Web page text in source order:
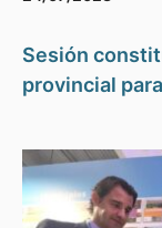
Sesión
provincial